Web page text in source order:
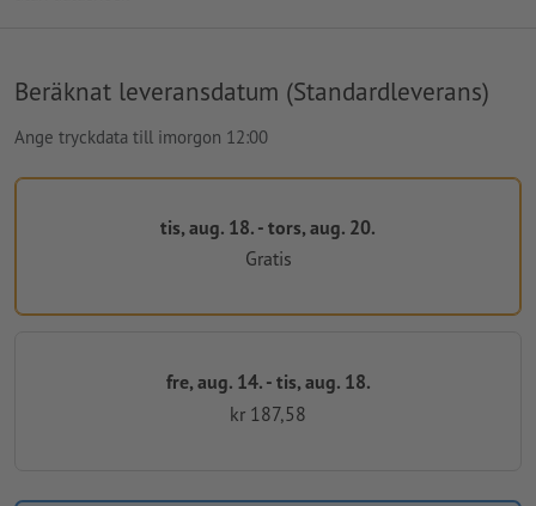
Beräknat leveransdatum (Standardleverans)
Ange tryckdata till imorgon 12:00
tis, aug. 18. - tors, aug. 20.
Gratis
fre, aug. 14. - tis, aug. 18.
kr 187,58